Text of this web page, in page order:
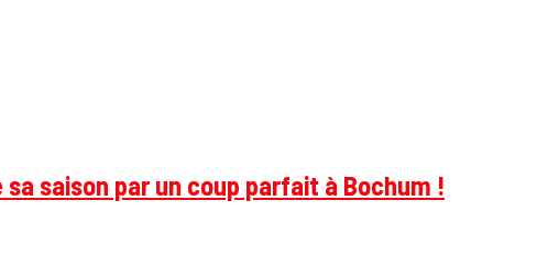
saison par un coup parfait à Bochum !